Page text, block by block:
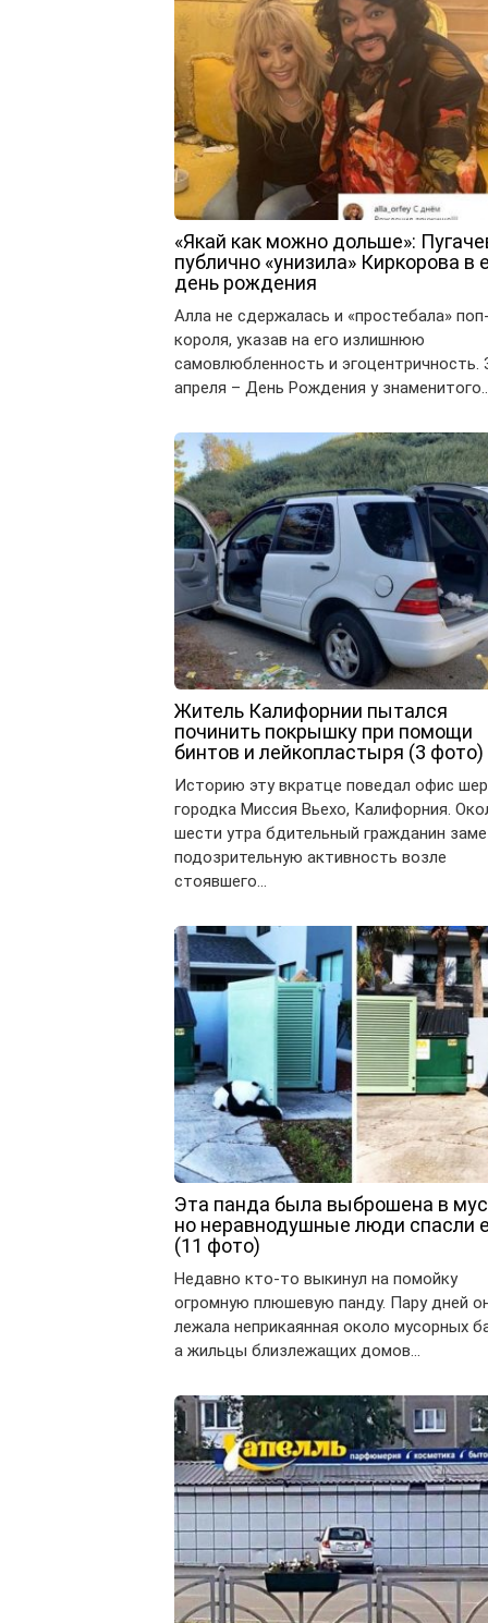
«Якай как можно дольше»:
публично «унизила» Киркорова в
день рождения
Алла не сдержалась и «простебала»
короля, указав на его излишнюю
самовлюбленность и эгоцентричность.
апреля – День Рождения у
Житель Калифорнии пытался
починить покрышку при помощи
бинтов и лейкопластыря (3 фото)
Историю эту вкратце поведал офис
городка Миссия Вьехо, Калифорния.
шести утра бдительный гражданин
подозрительную активность возле
стоявшего…
Эта панда была выброшена в
но неравнодушные люди спасли
(11 фото)
Недавно кто-то выкинул на помойку
огромную плюшевую панду. Пару дней
лежала неприкаянная около мусорных
а жильцы близлежащих домов…